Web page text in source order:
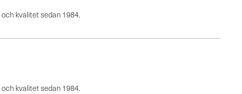
kvalitet sedan 1984.
kvalitet sedan 1984.